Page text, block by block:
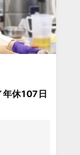
休107日